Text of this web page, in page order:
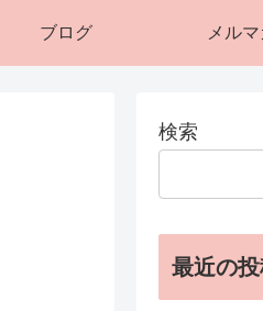
ブログ メル
検索
最近の